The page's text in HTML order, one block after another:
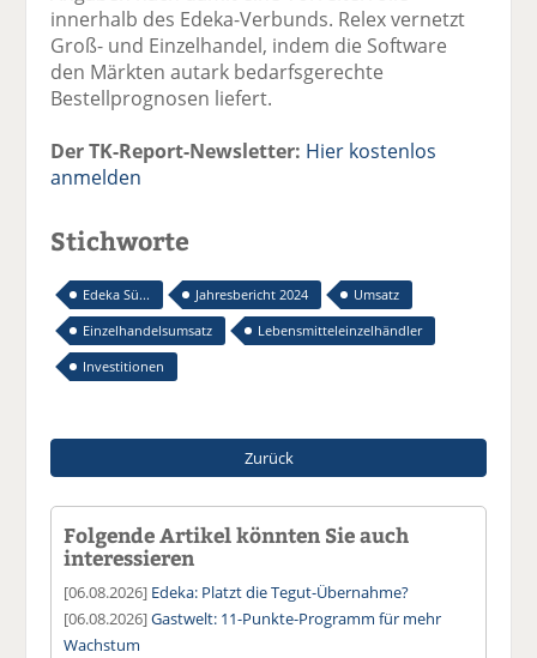
innerhalb des Edeka-Verbunds. Relex vernetzt
Groß- und Einzelhandel, indem die Software
den Märkten autark bedarfsgerechte
Bestellprognosen liefert.
Der TK-Report-Newsletter: Hier kostenlos
anmelden
Stichworte
Edeka Sü... Jahresbericht 2024
Umsatz
Einzelhandelsumsatz
Lebensmitteleinzelhändler
Investitionen
Zurück
Folgende Artikel könnten Sie auch
interessieren
[06.08.2026] Edeka: Platzt die Tegut-Übernahme?
[06.08.2026]Gastwelt: 11-Punkte-Programm für mehr
Wachstum